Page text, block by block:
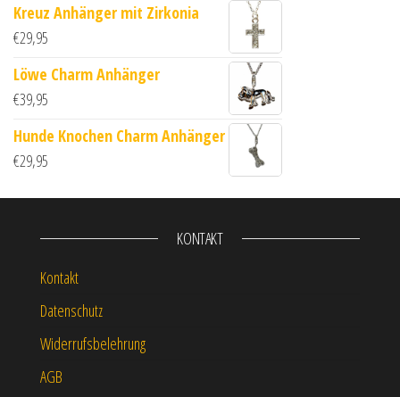
Kreuz Anhänger mit Zirkonia
€29,95
Löwe Charm Anhänger
€39,95
Hunde Knochen Charm Anhänger
€29,95
KONTAKT
Kontakt
Datenschutz
Widerrufsbelehrung
AGB